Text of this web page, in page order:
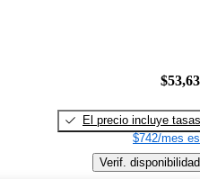
El precio incluye tasas
$742/mes
Verif. disponibilidad